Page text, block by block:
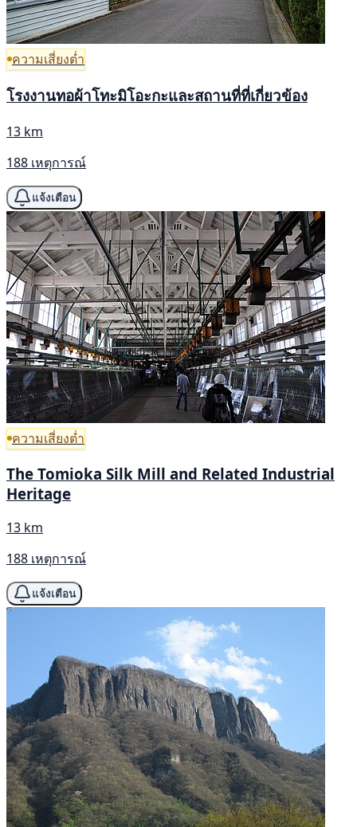
ความเสี่ยงต่ำ
โรงงานทอผ้าโทะมิโอะกะและสถานที่ที่เกี่ยวข้อง
13 km
188 เหตุการณ์
แจ้งเตือน
ความเสี่ยงต่ำ
The Tomioka Silk Mill and Related Industrial
Heritage
13 km
188 เหตุการณ์
แจ้งเตือน